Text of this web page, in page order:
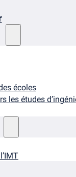
écoles
les études